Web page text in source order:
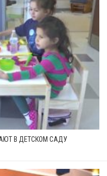
В ДЕТСКОМ САДУ